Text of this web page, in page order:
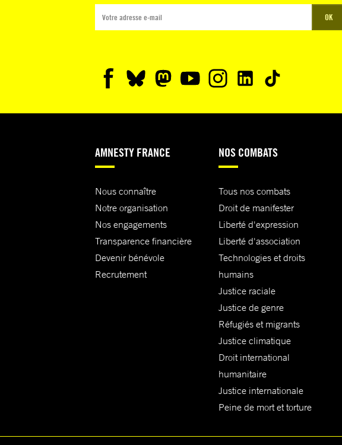
OK
AMNESTY FRANCE
Nous connaître
Notre organisation
Nos engagements
Transparence financière
Devenir bénévole
Recrutement
NOS COMBATS
Tous nos combats
Droit de manifester
Liberté d'expression
Liberté d'association
Technologies et droits
humains
Justice raciale
Justice de genre
Réfugiés et migrants
Justice climatique
Droit international
humanitaire
Justice internationale
Peine de mort et torture